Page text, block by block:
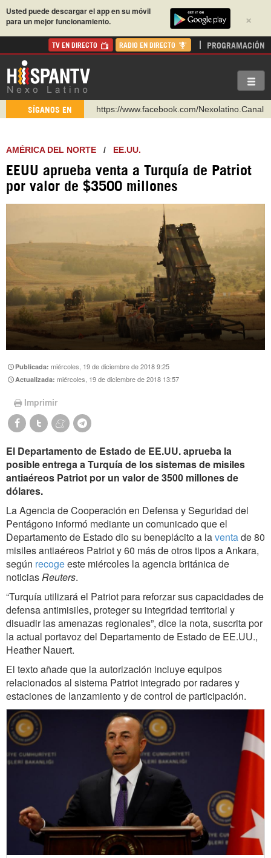
×
Usted puede descargar el app en su móvil
para un mejor funcionamiento.
TV EN DIRECTO RADIO EN DIRECTO PROGRAMACIÓN
SÍGANOS EN
https://www.facebook.com/Nexolatino.Canal
http://twitter.com/nexo_latino
https://t.me/hispantvcanal
https://urmedium.com/c/hispantv
Instagram como: hispan_tv
AMÉRICA DEL NORTE / EE.UU.
EEUU aprueba venta a Turquía de Patriot
por valor de $3500 millones
Publicada:miércoles, 19 de diciembre de 2018 9:25
Actualizada:miércoles, 19 de diciembre de 2018 13:57
Imprimir
El Departamento de Estado de EE.UU. aprueba la
posible entrega a Turquía de los sistemas de misiles
antiaéreos Patriot por un valor de 3500 millones de
dólares.
La Agencia de Cooperación en Defensa y Seguridad del
Pentágono informó mediante un comunicado que el
Departamento de Estado dio su beneplácito a laventade 80
misiles antiaéreos Patriot y 60 más de otros tipos a Ankara,
según recogeeste miércoles la agencia británica de
noticiasReuters.
“Turquía utilizará el Patriot para reforzar sus capacidades de
defensa antimisiles, proteger su integridad territorial y
disuadir las amenazas regionales”, dice la nota, suscrita por
la actual portavoz del Departamento de Estado de EE.UU.,
Heather Nauert.
El texto añade que la autorización incluye equipos
relacionados al sistema Patriot integrado por radares y
estaciones de lanzamiento y de control de participación.